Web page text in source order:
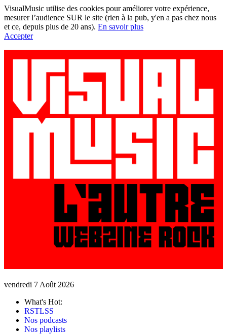
VisualMusic utilise des cookies pour améliorer votre expérience,
mesurer l’audience SUR le site (rien à la pub, y'en a pas chez nous
et ce, depuis plus de 20 ans). En savoir plus
Accepter
vendredi 7 Août 2026
What's Hot:
RSTLSS
Nos podcasts
Nos playlists